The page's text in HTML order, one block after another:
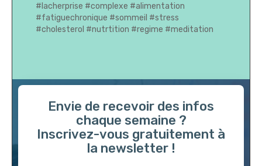
#lacherprise #complexe #alimentation
#fatiguechronique #sommeil #stress
#cholesterol #nutrtition #regime #meditation
Envie de recevoir des infos
chaque semaine ?
Inscrivez-vous gratuitement à
la newsletter !